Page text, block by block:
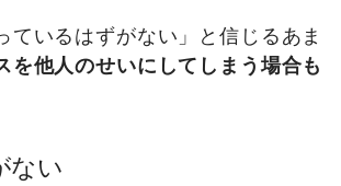
ているはずがない」と信じるあま
を他人のせいにしてしまう場合も
ない